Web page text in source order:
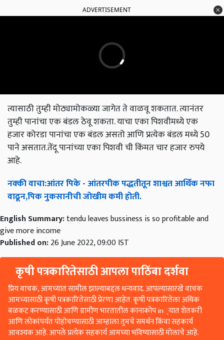
ADVERTISEMENT
त्यासाठी तुम्ही मोठ्यामोकळ्या जागेत ते वाळवू शकतात. त्यानंतर
तुम्ही पानांचा एक बंडल ठेवू शकता. याचा एका पिशवीमध्ये एक
हजार कोरडा पानांचा एक बंडल असतो आणि प्रत्येक बंडल मध्ये 50
पाने असतात.तेंदू पानांच्या एका पिशवी ची किंमत चार हजार रुपये
आहे.
नक्कीवाचा:आंतरपिके-आंतरपीकपद्धतीतूनशाश्वतआर्थिकनफा
वाढून,पिकनुकसानीचीजोखीमकमीहोती.
English Summary:tendu leaves bussiness is so profitable and
give more income
Published on:26 June 2022, 09:00 IST
कृषी पत्रकारितेसाठी आपला पाठिंबा दर्शवा
प्रिय वाचक, आमच्यात सामील झाल्याबद्दल धन्यवाद. आपल्यासारखे वाचक
आमच्यासाठी कृषी पत्रकारितेसाठी प्रेरणा आहेत. कृषी पत्रकारितेला अधिक
बळकट करण्यासाठी आणि ग्रामीण भारतातील कानाकोप in्यात शेतकरी
आणि लोकांपर्यंत पोहोचण्यासाठी आम्हाला तुमचे समर्थन किंवा सहकार्य
आवश्यक आहे. आपले प्रत्येक सहकार्य आमच्या भविष्यासाठी मोलाचे आहे.